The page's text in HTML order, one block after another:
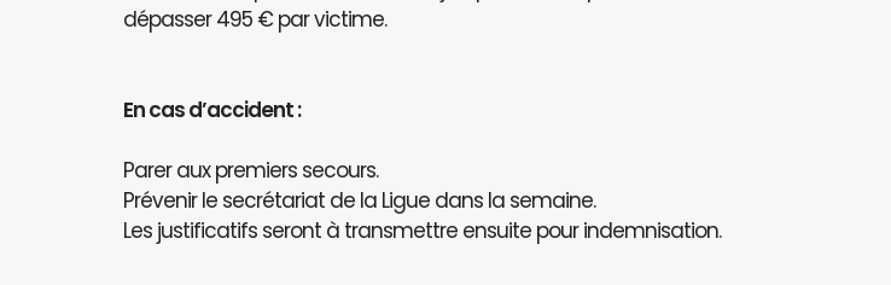
dépasser 495 € par victime.
En cas d’accident :
Parer aux premiers secours.
Prévenir le secrétariat de la Ligue dans la semaine.
Les justificatifs seront à transmettre ensuite pour indemnisation.